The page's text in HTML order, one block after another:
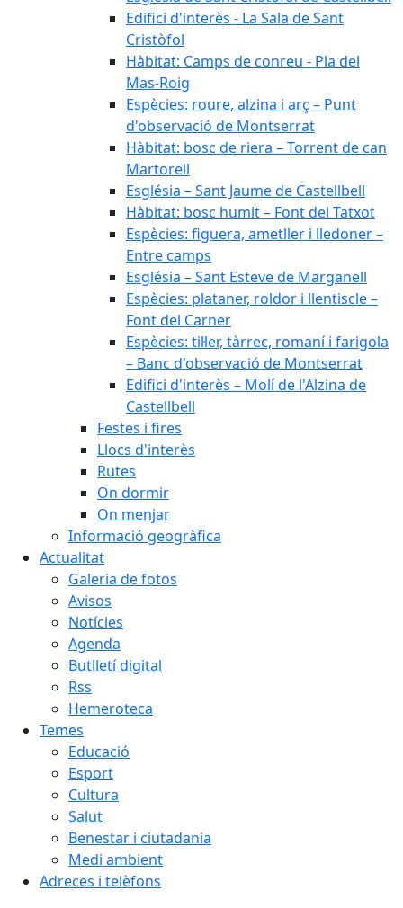
Edifici d'interès - La Sala de Sant
Cristòfol
Hàbitat: Camps de conreu - Pla del
Mas-Roig
Espècies: roure, alzina i arç – Punt
d'observació de Montserrat
Hàbitat: bosc de riera – Torrent de can
Martorell
Església – Sant Jaume de Castellbell
Hàbitat: bosc humit – Font del Tatxot
Espècies: figuera, ametller i lledoner –
Entre camps
Església – Sant Esteve de Marganell
Espècies: plataner, roldor i llentiscle –
Font del Carner
Espècies: til·ler, tàrrec, romaní i farigola
– Banc d'observació de Montserrat
Edifici d'interès – Molí de l'Alzina de
Castellbell
Festes i fires
Llocs d'interès
Rutes
On dormir
On menjar
Informació geogràfica
Actualitat
Galeria de fotos
Avisos
Notícies
Agenda
Butlletí digital
Rss
Hemeroteca
Temes
Educació
Esport
Cultura
Salut
Benestar i ciutadania
Medi ambient
Adreces i telèfons